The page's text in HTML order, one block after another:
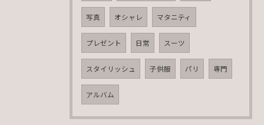
写真 オシャレ マタニティ
プレゼント 日常 スーツ
スタイリッシュ 子供服 パリ 専門
アルバム